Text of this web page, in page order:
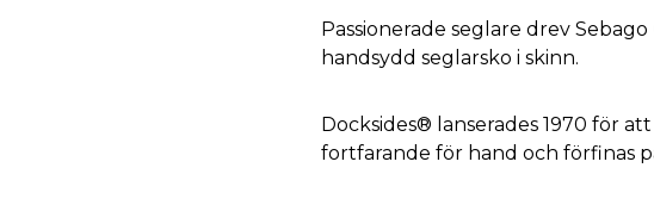
Passionerade seglare drev
handsydd seglarsko i skinn.
Docksides® lanserades 1970 för
fortfarande för hand och förfinas